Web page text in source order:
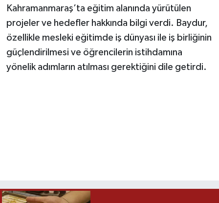
Kahramanmaraş’ta eğitim alanında yürütülen
projeler ve hedefler hakkında bilgi verdi. Baydur,
özellikle mesleki eğitimde iş dünyası ile iş birliğinin
güçlendirilmesi ve öğrencilerin istihdamına
yönelik adımların atılması gerektiğini dile getirdi.